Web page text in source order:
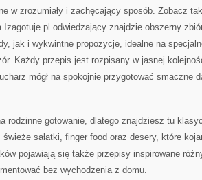
w zrozumiały i zachęcający sposób. Zobacz
Izagotuje.pl odwiedzający znajdzie obszerny
jak i wykwintne propozycje, idealne na
Każdy przepis jest rozpisany w jasnej
mógł na spokojnie przygotować smaczne
rodzinne gotowanie, dlatego znajdziesz tu
świeże sałatki, finger food oraz desery, które
pojawiają się także przepisy inspirowane
bez wychodzenia z domu.